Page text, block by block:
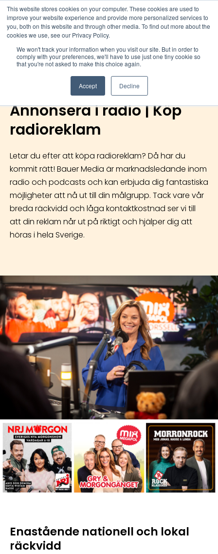
This website stores cookies on your computer. These cookies are used to
improve your website experience and provide more personalized services to
you, both on this website and through other media. To find out more about the
cookies we use, see our Privacy Policy.
We won't track your information when you visit our site. But in order to
comply with your preferences, we'll have to use just one tiny cookie so
that you're not asked to make this choice again.
Accept Decline
Annonsera i radio | Köp
radioreklam
Letar du efter att köpa radioreklam? Då har du
kommit rätt! Bauer Media är marknadsledande inom
radio och podcasts och kan erbjuda dig fantastiska
möjligheter att nå ut till din målgrupp. Tack vare vår
breda räckvidd och låga kontaktkostnad ser vi till
att din reklam når ut på riktigt och hjälper dig att
höras i hela Sverige.
Enastående nationell och lokal
räckvidd